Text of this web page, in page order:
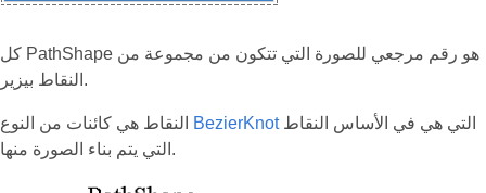
كل PathShape هو رقم مرجعي للصورة التي تتكون من مجموعة من
النقاط بيزير.
BezierKnotالتي هي في الأساس النقاط
التي يتم بناء الصورة منها.